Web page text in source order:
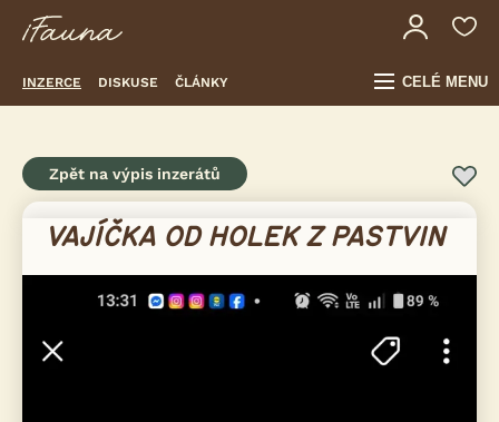
INZERCE DISKUSE ČLÁNKY CELÉ MENU
Zpět na výpis inzerátů
VAJÍČKA OD HOLEK Z PASTVIN